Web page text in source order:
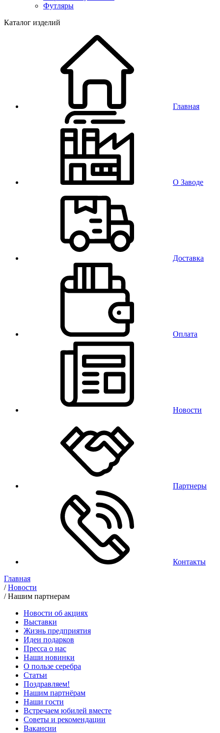
Футляры
Каталог изделий
Главная
О Заводе
Доставка
Оплата
Новости
Партнеры
Контакты
Главная
/Новости
/Нашим партнерам
Новости об акциях
Выставки
Жизнь предприятия
Идеи подарков
Пресса о нас
Наши новинки
О пользе серебра
Статьи
Поздравляем!
Нашим партнёрам
Наши гости
Встречаем юбилей вместе
Советы и рекомендации
Вакансии